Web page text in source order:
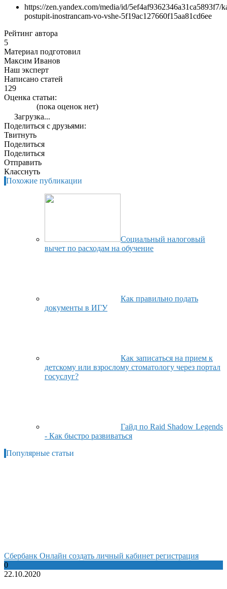
https://zen.yandex.com/media/id/5ef4af9362346a31ca5893f7/
postupit-inostrancam-vo-vshe-5f19ac127660f15aa81cd6ee
Рейтинг автора
5
Материал подготовил
Максим Иванов
Наш эксперт
Написано статей
129
Оценка статьи:
(пока оценок нет)
Загрузка...
Поделиться с друзьями:
Твитнуть
Поделиться
Поделиться
Отправить
Класснуть
Похожие публикации
Социальный налоговый
вычет по расходам на обучение
Как правильно подать
документы в ИГУ
Как записаться на прием к
детскому или взрослому стоматологу через портал
госуслуг?
Гайд по Raid Shadow Legends
- Как быстро развиваться
Популярные статьи
Сбербанк Онлайн создать личный кабинет регистрация
0
22.10.2020